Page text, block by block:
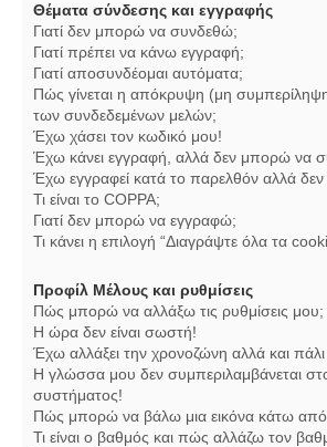
Θέματα σύνδεσης και εγγραφής
Γιατί δεν μπορώ να συνδεθώ;
Γιατί πρέπει να κάνω εγγραφή;
Γιατί αποσυνδέομαι αυτόματα;
Πώς γίνεται η απόκρυψη (μη
των συνδεδεμένων μελών;
Έχω χάσει τον κωδικό μου!
Έχω κάνει εγγραφή, αλλά δεν μπορώ να
Έχω εγγραφεί κατά το παρελθόν αλλά
Τι είναι το COPPA;
Γιατί δεν μπορώ να εγγραφώ;
Τι κάνει η επιλογή “Διαγράψτε όλα τα
Προφίλ Μέλους και ρυθμίσεις
Πώς μπορώ να αλλάξω τις ρυθμίσεις μου;
Η ώρα δεν είναι σωστή!
Έχω αλλάξει την χρονοζώνη αλλά και
Η γλώσσα μου δεν συμπεριλαμβάνεται
συστήματος!
Πώς μπορώ να βάλω μια εικόνα κάτω
Τι είναι ο βαθμός και πώς αλλάζω τον